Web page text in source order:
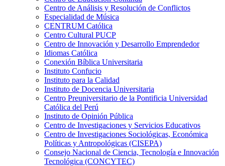
Centro de Análisis y Resolución de Conflictos
Especialidad de Música
CENTRUM Católica
Centro Cultural PUCP
Centro de Innovación y Desarrollo Emprendedor
Idiomas Católica
Conexión Bíblica Universitaria
Instituto Confucio
Instituto para la Calidad
Instituto de Docencia Universitaria
Centro Preuniversitario de la Pontificia Universidad
Católica del Perú
Instituto de Opinión Pública
Centro de Investigaciones y Servicios Educativos
Centro de Investigaciones Sociológicas, Económica
Políticas y Antropológicas (CISEPA)
Consejo Nacional de Ciencia, Tecnología e Innovación
Tecnológica (CONCYTEC)